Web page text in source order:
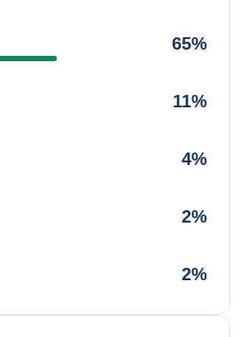
65%
11%
4%
2%
2%